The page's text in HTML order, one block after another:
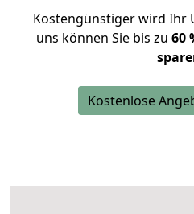
Kostengünstiger wird Ihr
uns können Sie bis zu 60
Kostenlose